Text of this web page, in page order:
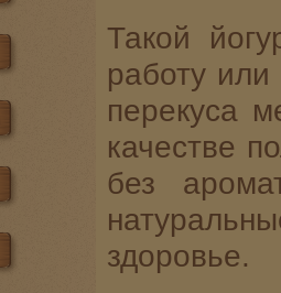
Такой
работу
перекуса
качестве
без
здоровье.